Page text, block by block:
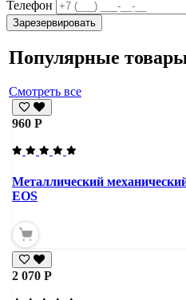
Телефон
Зарезервировать
Популярные
Смотреть все
960 Р
Металлический
EOS
2 070 Р